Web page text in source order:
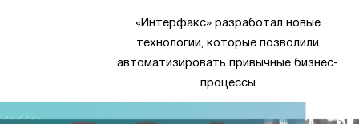
«Интерфакс» разработал новые
технологии, которые позволили
автоматизировать привычные бизнес-
процессы